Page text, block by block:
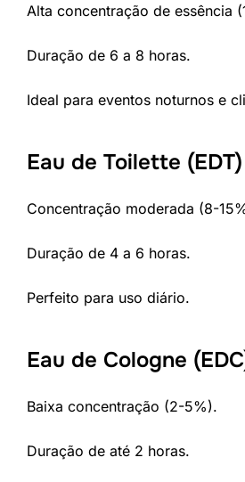
Alta concentração de essência
Duração de 6 a 8 horas.
Ideal para eventos noturnos e
Eau de Toilette (EDT)
Concentração moderada (8-
Duração de 4 a 6 horas.
Perfeito para uso diário.
Eau de Cologne
Baixa concentração (2-5%).
Duração de até 2 horas.